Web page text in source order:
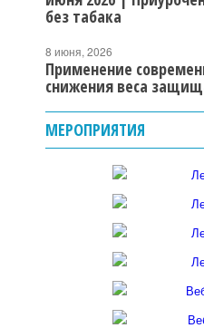
без табака
8 июня, 2026
Применение
снижения веса
МЕРОПРИЯТИЯ